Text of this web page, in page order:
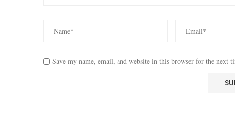
Save my name, email, and website in this browser for the next